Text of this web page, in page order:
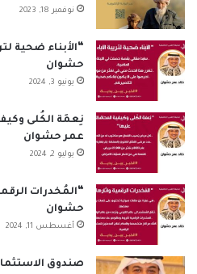
نوفمبر 18, 2023
“الأبناء ضحية
حشوان
يونيو 3, 2024
نِعمَة الكُلى
عمر حشوان
يوليو 2, 2024
“المُخدرات
حشوان
أغسطس 11, 2024
صندوق